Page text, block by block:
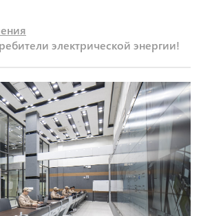
электрической энергии!